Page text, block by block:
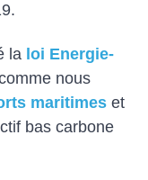
la loi Energie-
nous
maritimes et
bas carbone